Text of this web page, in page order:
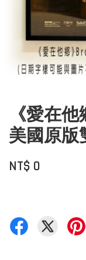
《愛在
美國原版
NT$ 0